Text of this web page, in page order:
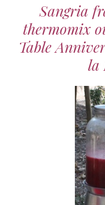
Sangria
thermomix
Table
la